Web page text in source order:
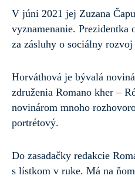
V júni 2021 jej Zuzana
vyznamenanie. Prezidentka
za zásluhy o sociálny rozvoj
Horváthová je bývalá
združenia Romano kher –
novinárom mnoho
portrétový.
Do zasadačky redakcie
s lístkom v ruke. Má na